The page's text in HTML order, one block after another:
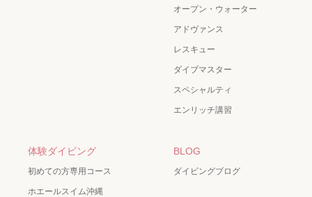
オープン・ウォーター
アドヴァンス
レスキュー
ダイブマスター
スペシャルティ
エンリッチ講習
体験ダイビング
初めての方専用コース
ホエールスイム沖縄
BLOG
ダイビングブログ